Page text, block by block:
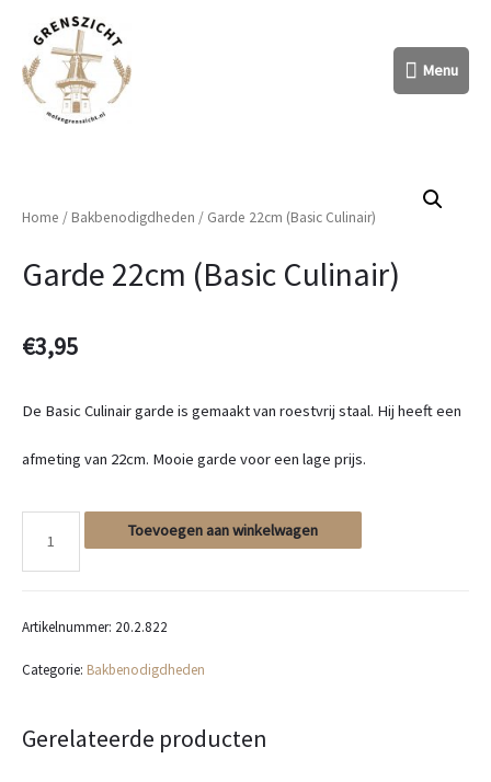
Menu
Menu
Home / Bakbenodigdheden / Garde 22cm (Basic Culinair)
Garde 22cm (Basic Culinair)
€3,95
De Basic Culinair garde is gemaakt van roestvrij staal. Hij heeft een
afmeting van 22cm. Mooie garde voor een lage prijs.
Garde
(Basic
Culinair)
aantal
Toevoegen aan winkelwagen
Artikelnummer: 20.2.822
Categorie: Bakbenodigdheden
Gerelateerde producten